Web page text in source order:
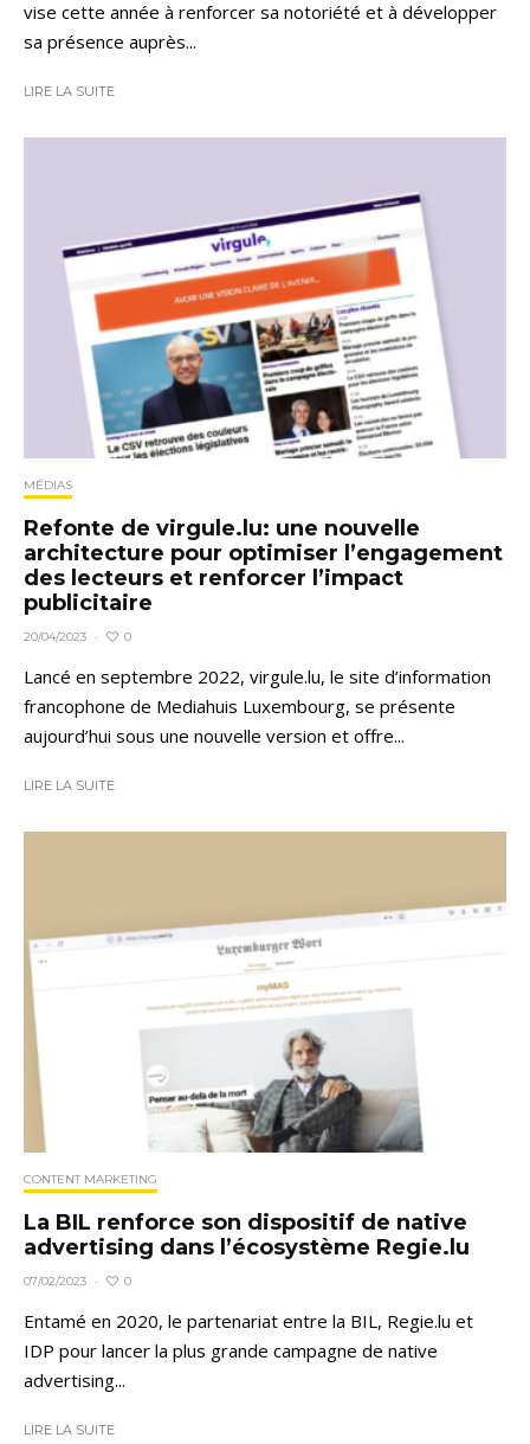
vise cette année à renforcer sa notoriété et à développer
sa présence auprès...
LIRE LA SUITE
MÉDIAS
Refonte de virgule.lu: une nouvelle
architecture pour optimiser l’engagement
des lecteurs et renforcer l’impact
publicitaire
20/04/2023 · 0
Lancé en septembre 2022, virgule.lu, le site d’information
francophone de Mediahuis Luxembourg, se présente
aujourd’hui sous une nouvelle version et offre...
LIRE LA SUITE
CONTENT MARKETING
La BIL renforce son dispositif de native
advertising dans l’écosystème Regie.lu
07/02/2023 · 0
Entamé en 2020, le partenariat entre la BIL, Regie.lu et
IDP pour lancer la plus grande campagne de native
advertising...
LIRE LA SUITE